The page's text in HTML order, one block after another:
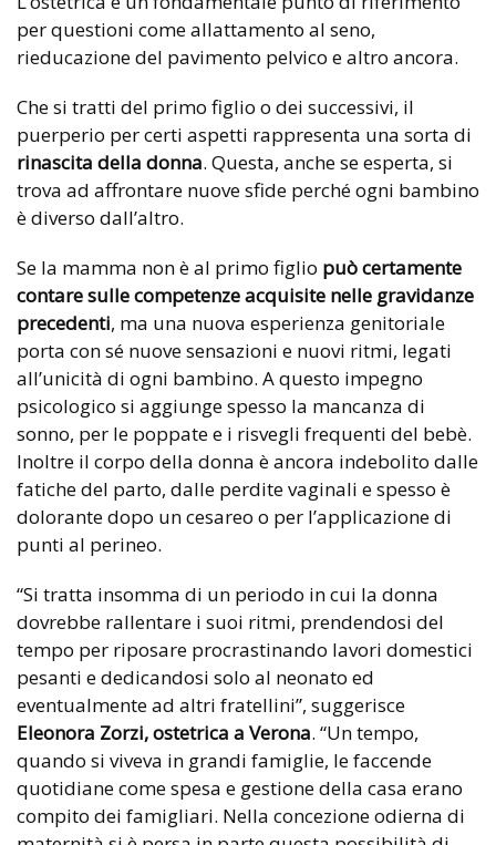
per questioni come allattamento al seno,
rieducazione del pavimento pelvico e altro ancora.
Che si tratti del primo figlio o dei successivi, il
puerperio per certi aspetti rappresenta una sorta di
rinascita della donna. Questa, anche se esperta, si
trova ad affrontare nuove sfide perché ogni bambino
è diverso dall’altro.
Se la mamma non è al primo figlio può certamente
contare sulle competenze acquisite nelle gravidanze
precedenti, ma una nuova esperienza genitoriale
porta con sé nuove sensazioni e nuovi ritmi, legati
all’unicità di ogni bambino. A questo impegno
psicologico si aggiunge spesso la mancanza di
sonno, per le poppate e i risvegli frequenti del bebè.
Inoltre il corpo della donna è ancora indebolito dalle
fatiche del parto, dalle perdite vaginali e spesso è
dolorante dopo un cesareo o per l’applicazione di
punti al perineo.
“Si tratta insomma di un periodo in cui la donna
dovrebbe rallentare i suoi ritmi, prendendosi del
tempo per riposare procrastinando lavori domestici
pesanti e dedicandosi solo al neonato ed
eventualmente ad altri fratellini”, suggerisce
Eleonora Zorzi, ostetrica a Verona. “Un tempo,
quando si viveva in grandi famiglie, le faccende
quotidiane come spesa e gestione della casa erano
compito dei famigliari. Nella concezione odierna di